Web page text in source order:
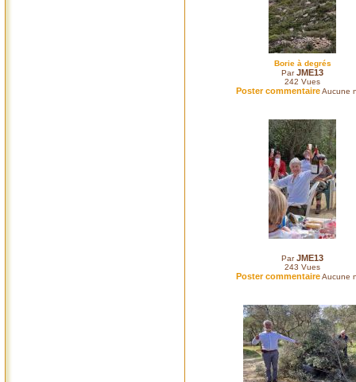
Borie à degrés
ParJME13
242 Vues
Poster commentaireAucune
ParJME13
243 Vues
Poster commentaireAucune